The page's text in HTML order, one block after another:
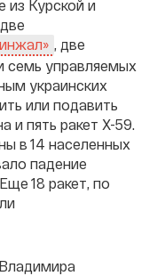
из Курской и
, две
семь управляемых
украинских
или подавить
и пять ракет Х-59.
в 14 населенных
падение
18 ракет, по